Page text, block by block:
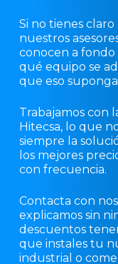
Si no tienes
nuestros
conocen a fondo
qué equipo se
que eso
Trabajamos con
Hitecsa, lo que
siempre la
los mejores
con frecuencia.
Contacta con
explicamos sin
descuentos
que instales tu
industrial o